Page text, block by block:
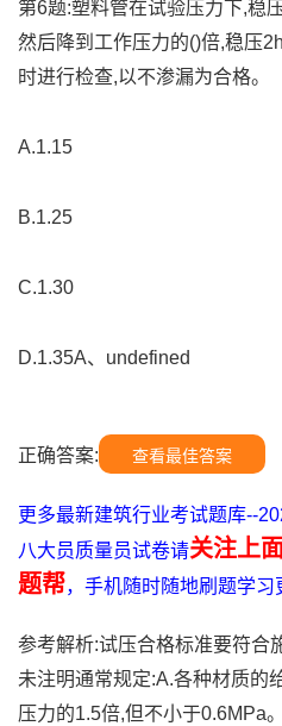
第6题:塑料管在试验压力下,稳
然后降到工作压力的()倍,稳压
时进行检查,以不渗漏为合格。
A.1.15
B.1.25
C.1.30
D.1.35A、undefined
正确答案: 查看最佳答案
更多最新建筑行业考试题库--
八大员质量员试卷请关注上
题帮，手机随时随地刷题学习
参考解析:试压合格标准要符合
未注明通常规定:A.各种材质的
压力的1.5倍,但不小于0.6MPa